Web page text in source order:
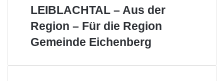
–
Aus
Region
Für
LEIBLACHTAL – Aus der
Region – Für die Region
Gemeinde
Gemeinde Eichenberg